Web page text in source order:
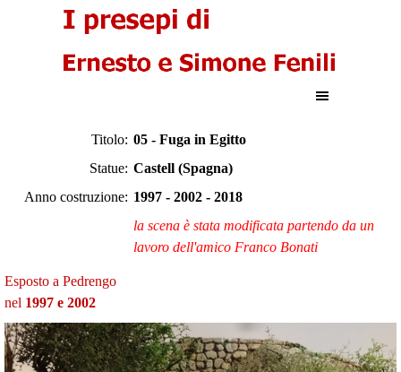
Vai ai contenuti
Titolo: 05 - Fuga in Egitto
Statue: Castell (Spagna)
Anno costruzione: 1997 - 2002 - 2018
la scena è stata modificata partendo da un
lavoro dell'amico Franco Bonati
Esposto a Pedrengo
nel 1997 e 2002